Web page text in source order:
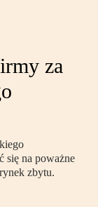
za
się na poważne
zbytu.